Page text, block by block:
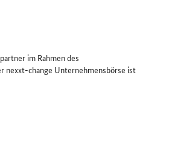
im Rahmen des
nexxt-change Unternehmensbörse ist